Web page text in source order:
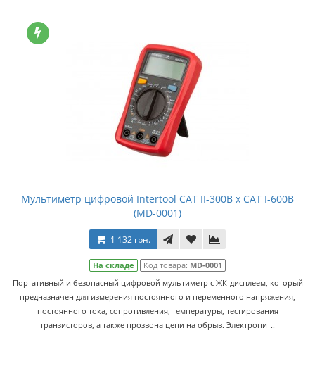
Мультиметр цифровой Intertool CAT II-300В x CAT I-600В
(MD-0001)
1 132 грн.
На складе Код товара: MD-0001
Портативный и безопасный цифровой мультиметр с ЖК-дисплеем, который
предназначен для измерения постоянного и переменного напряжения,
постоянного тока, сопротивления, температуры, тестирования
транзисторов, а также прозвона цепи на обрыв. Электропит..